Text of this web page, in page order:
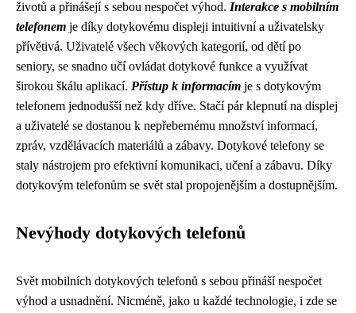
životů a přinášejí s sebou nespočet výhod. Interakce s mobilním
telefonem je díky dotykovému displeji intuitivní a uživatelsky
přívětivá. Uživatelé všech věkových kategorií, od dětí po
seniory, se snadno učí ovládat dotykové funkce a využívat
širokou škálu aplikací. Přístup k informacím je s dotykovým
telefonem jednodušší než kdy dříve. Stačí pár klepnutí na displej
a uživatelé se dostanou k nepřebernému množství informací,
zpráv, vzdělávacích materiálů a zábavy. Dotykové telefony se
staly nástrojem pro efektivní komunikaci, učení a zábavu. Díky
dotykovým telefonům se svět stal propojenějším a dostupnějším.
Nevýhody dotykových telefonů
Svět mobilních dotykových telefonů s sebou přináší nespočet
výhod a usnadnění. Nicméně, jako u každé technologie, i zde se